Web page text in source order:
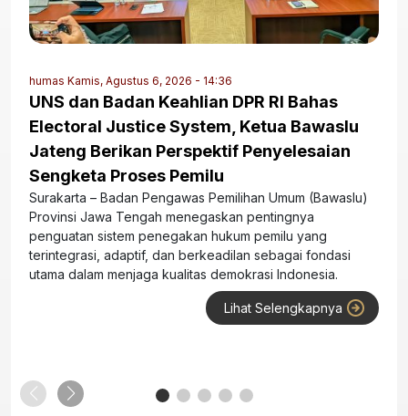
humas Kamis, Agustus 6, 2026 - 14:36
UNS dan Badan Keahlian DPR RI Bahas
Electoral Justice System, Ketua Bawaslu
Jateng Berikan Perspektif Penyelesaian
Sengketa Proses Pemilu
Surakarta – Badan Pengawas Pemilihan Umum (Bawaslu)
Provinsi Jawa Tengah menegaskan pentingnya
penguatan sistem penegakan hukum pemilu yang
terintegrasi, adaptif, dan berkeadilan sebagai fondasi
utama dalam menjaga kualitas demokrasi Indonesia.
Lihat Selengkapnya